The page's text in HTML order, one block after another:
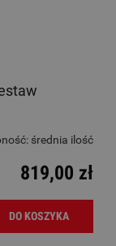
średnia ilość
819,00 zł
DO KOSZYKA